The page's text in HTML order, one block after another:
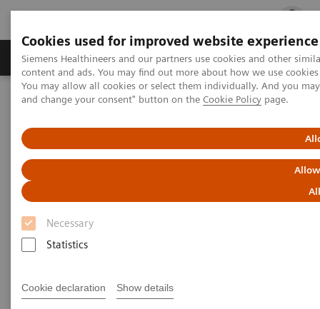
Cookies used for improved website experience
Siemens Healthineers and our partners use cookies and other
content and ads. You may find out more about how we use
You may allow all cookies or select them individually. And you
and change your consent" button on the Cookie Policy page.
Necessary
Statistics
Cookie declaration Show details
Fachbereiche Healthcare Management
Startseite Medizinische Bildgebung Mobile C-Bögen